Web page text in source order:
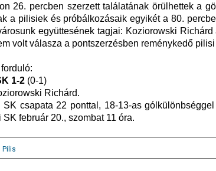
26. percben szerzett találatának örülhettek a
a pilisiek és próbálkozásaik egyikét a 80.
együttesének tagjai: Koziorowski
volt válasza a pontszerzésben reménykedő
1-2 (0-1)
Richárd.
csapata 22 ponttal, 18-13-as
február 20., szombat 11 óra.
Pilis